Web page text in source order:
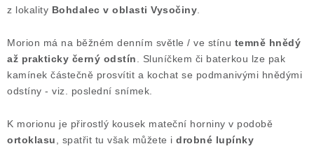
Formulář pro odstoupení od smlouvy
z lokality Bohdalec v oblasti Vysočiny
Morion má na běžném denním světle / ve stínu temně hnědý
až prakticky černý odstín . Sluníčkem či baterkou lze pak
kamínek částečně prosvítit a kochat se podmanivými hnědými
odstíny - viz. poslední snímek.
K morionu je přirostlý kousek mateční horniny v podobě
ortoklasu , spatřit tu však můžete i drobné lupínky